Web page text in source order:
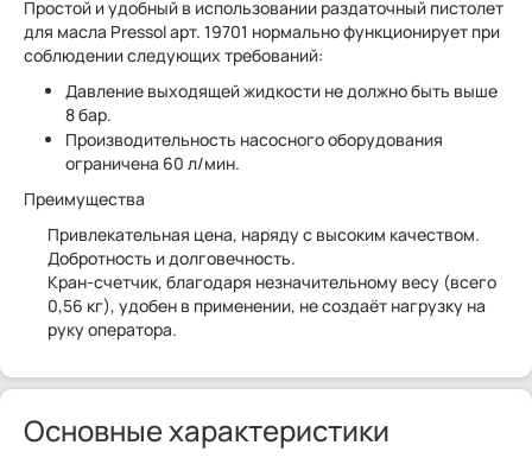
Простой и удобный в использовании раздаточный пистолет
для масла Pressol арт. 19701 нормально функционирует при
соблюдении следующих требований:
Давление выходящей жидкости не должно быть выше
8 бар.
Производительность насосного оборудования
ограничена 60 л/мин.
Преимущества
Привлекательная цена, наряду с высоким качеством.
Добротность и долговечность.
Кран-счетчик, благодаря незначительному весу (всего
0,56 кг), удобен в применении, не создаёт нагрузку на
руку оператора.
Основные характеристики